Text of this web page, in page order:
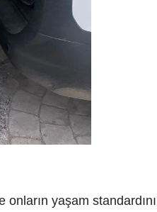
yaşam standardını